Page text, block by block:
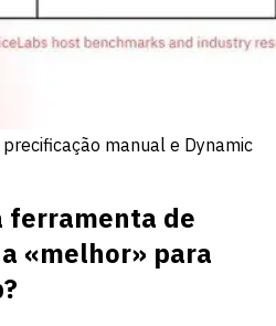
manual e Dynamic
ferramenta de
«melhor» para